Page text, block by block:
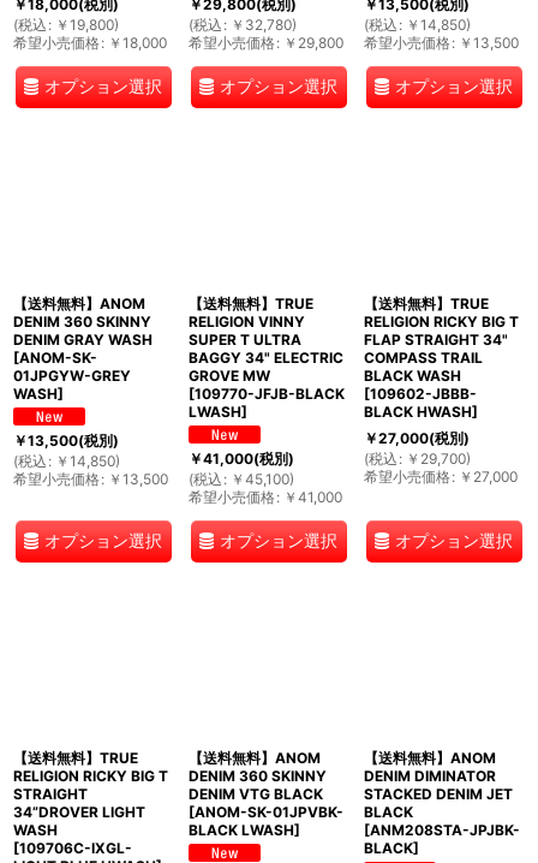
￥18,000(税別)
(税込 : ￥ 19,800)
希望小売価格: ￥ 18,000
オプション選択
￥29,800(税別)
(税込 : ￥ 32,780)
希望小売価格: ￥ 29,800
オプション選択
￥13,500(税別)
(税込 : ￥ 14,850)
希望小売価格: ￥ 13,500
オプション選択
【送料無料】ANOM
DENIM 360 SKINNY
DENIM GRAY WASH
[ANOM-SK-
01JPGYW-GREY
WASH]
￥13,500(税別)
(税込 : ￥ 14,850)
希望小売価格: ￥ 13,500
オプション選択
【送料無料】TRUE
RELIGION VINNY
SUPER T ULTRA
BAGGY 34" ELECTRIC
GROVE MW
[109770-JFJB-BLACK
LWASH]
￥41,000(税別)
(税込 : ￥ 45,100)
希望小売価格: ￥ 41,000
オプション選択
【送料無料】TRUE
RELIGION RICKY BIG T
FLAP STRAIGHT 34"
COMPASS TRAIL
BLACK WASH
[109602-JBBB-
BLACK HWASH]
￥27,000(税別)
(税込 : ￥ 29,700)
希望小売価格: ￥ 27,000
オプション選択
【送料無料】TRUE
RELIGION RICKY BIG T
STRAIGHT
34”DROVER LIGHT
WASH
[109706C-IXGL-
【送料無料】ANOM
DENIM 360 SKINNY
DENIM VTG BLACK
[ANOM-SK-01JPVBK-
BLACK LWASH]
【送料無料】ANOM
DENIM DIMINATOR
STACKED DENIM JET
BLACK
[ANM208STA-JPJBK-
BLACK]